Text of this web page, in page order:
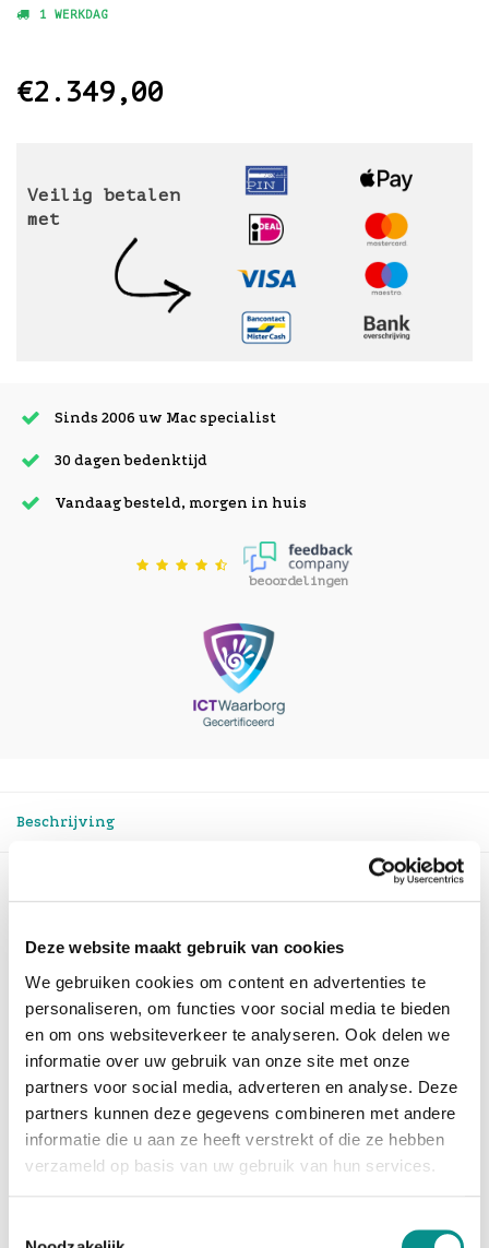
Deze website maakt gebruik van cookies
We gebruiken cookies om content en advertenties te
personaliseren, om functies voor social media te bieden
en om ons websiteverkeer te analyseren. Ook delen we
informatie over uw gebruik van onze site met onze
partners voor social media, adverteren en analyse. Deze
partners kunnen deze gegevens combineren met andere
informatie die u aan ze heeft verstrekt of die ze hebben
verzameld op basis van uw gebruik van hun services.
1 WERKDAG
€2.349,00
Veilig betalen
met
Sinds 2006 uw Mac specialist
30 dagen bedenktijd
Vandaag besteld, morgen in huis
beoordelingen
Beschrijving
Apple Studio Display - Glas met
verstelbare standaard
Mooie nieuwe vooruitzichten. Zodra u de grote en
ronduit schitterende Studio Display aanzet, bent u
om. Hij is
dun, één en al scherm en zit boordevol fenomenale
features. Dus wat u ook doet, op dit prachtige 27-
inch 5K Retina
beeldscherm komt alles tot leven in fantastische
kleuren en spectaculaire details.